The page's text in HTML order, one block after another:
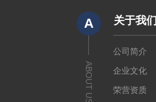
A
ABOUT US
关于我们
公司简介
企业文化
荣营资质